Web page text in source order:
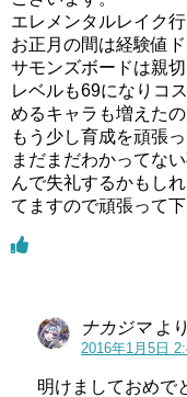
エレメンタルレイク
お正月の間は経験値
サモンズボードは親
レベルも69になりコ
めるキャラも増えたの
もう少し育成を頑張
まだまだわかってな
んで失礼するかもし
てますので頑張って下
ナカジマ よ
2016年1月5日
明けましておめで